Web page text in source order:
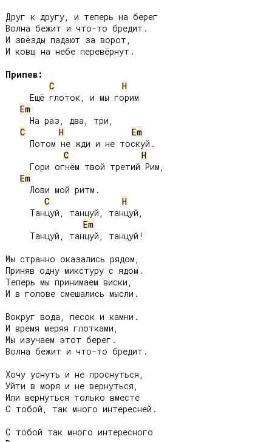
Друг к другу, и теперь на берег
Волна бежит и что-то бредит.
И звёзды падают за ворот,
И ковш на небе перевёрнут.
Припев:
C
H
Em
C
H
Em
C
H
Em
C
H
Em
Мы странно оказались рядом,
Приняв одну микстуру с ядом.
Теперь мы принимаем виски,
И в голове смешались мысли.
Вокруг вода, песок и камни.
И время меряя глотками,
Мы изучаем этот берег.
Волна бежит и что-то бредит.
Хочу уснуть и не проснуться,
Уйти в моря и не вернуться,
Или вернуться только вместе
С тобой, так много интересней.
С тобой так много интересного